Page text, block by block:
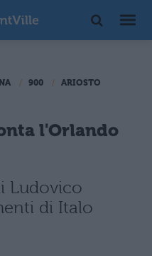
900 ARIOSTO
l'Orlando
Ludovico
di Italo